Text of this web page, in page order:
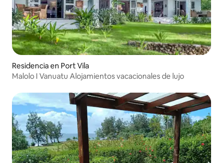
Residencia en Port Vila
Malolo I Vanuatu Alojamientos vacacionales de lujo